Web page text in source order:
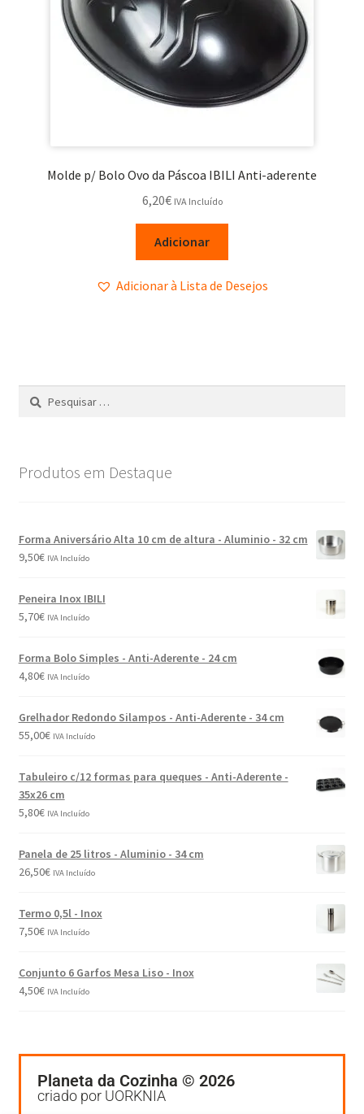
Molde p/ Bolo Ovo da Páscoa IBILI Anti-aderente
6,20€ IVA Incluído
Adicionar
Adicionar à Lista de Desejos
Produtos em Destaque
Forma Aniversário Alta 10 cm de altura - Aluminio - 32 cm
9,50€ IVA Incluído
Peneira Inox IBILI
5,70€ IVA Incluído
Forma Bolo Simples - Anti-Aderente - 24 cm
4,80€ IVA Incluído
Grelhador Redondo Silampos - Anti-Aderente - 34 cm
55,00€ IVA Incluído
Tabuleiro c/12 formas para queques - Anti-Aderente -
35x26 cm
5,80€ IVA Incluído
Panela de 25 litros - Aluminio - 34 cm
26,50€ IVA Incluído
Termo 0,5l - Inox
7,50€ IVA Incluído
Conjunto 6 Garfos Mesa Liso - Inox
4,50€ IVA Incluído
Planeta da Cozinha © 2026
criado por UORKNIA